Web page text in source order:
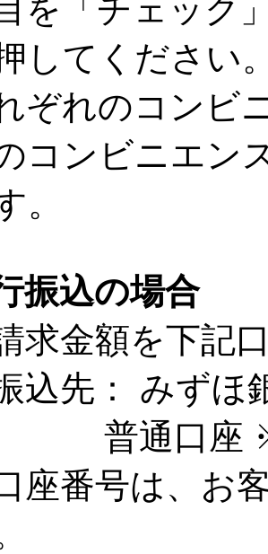
を「チェック
してください
れのコンビニ
コンビニエン
。
振込の場合
金額を下記口
先： みず
口座
座番号は、お